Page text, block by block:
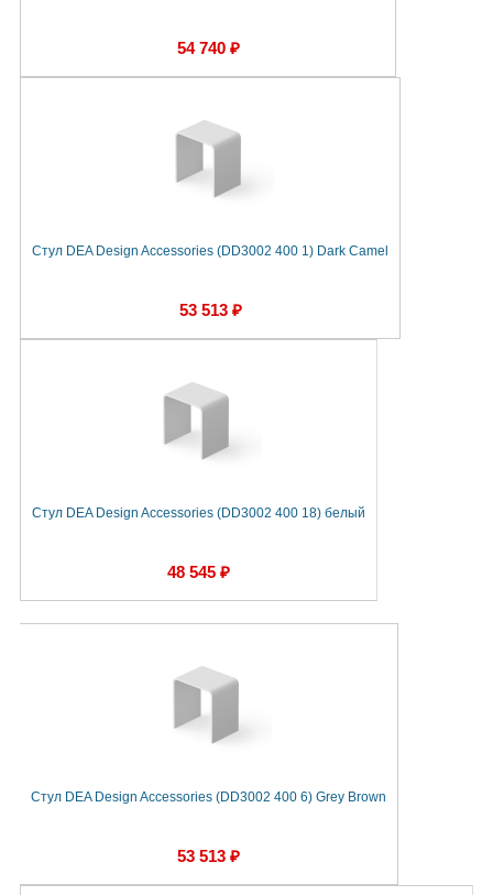
54 740 ₽
Стул DEA Design Accessories (DD3002 400 1) Dark Camel
53 513 ₽
Стул DEA Design Accessories (DD3002 400 18) белый
48 545 ₽
Стул DEA Design Accessories (DD3002 400 6) Grey Brown
53 513 ₽